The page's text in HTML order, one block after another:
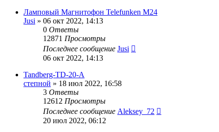
Ламповый Магнитофон Telefunken M24
Jusi » 06 окт 2022, 14:13
0 Ответы
12871 Просмотры
Последнее сообщение Jusi
06 окт 2022, 14:13
Tandberg-TD-20-A
степной » 18 июл 2022, 16:58
3 Ответы
12612 Просмотры
Последнее сообщение Aleksey_72
20 июл 2022, 06:12